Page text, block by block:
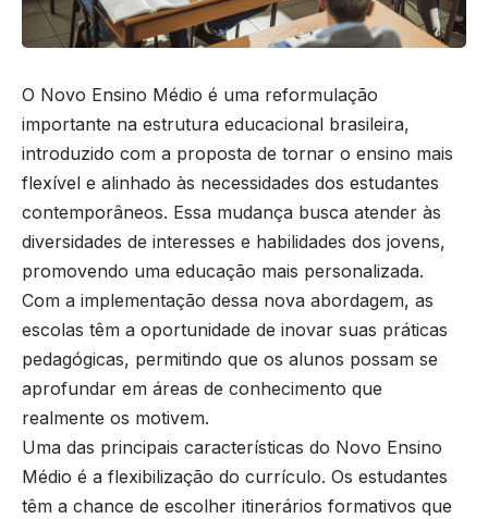
O Novo Ensino Médio é uma reformulação
importante na estrutura educacional brasileira,
introduzido com a proposta de tornar o ensino mais
flexível e alinhado às necessidades dos estudantes
contemporâneos. Essa mudança busca atender às
diversidades de interesses e habilidades dos jovens,
promovendo uma educação mais personalizada.
Com a implementação dessa nova abordagem, as
escolas têm a oportunidade de inovar suas práticas
pedagógicas, permitindo que os alunos possam se
aprofundar em áreas de conhecimento que
realmente os motivem.
Uma das principais características do Novo Ensino
Médio é a flexibilização do currículo. Os estudantes
têm a chance de escolher itinerários formativos que